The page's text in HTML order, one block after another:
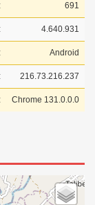
: 691
: 4.640.931
: Android
: 216.73.216.237
: Chrome 131.0.0.0